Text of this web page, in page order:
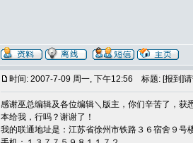
时间: 2007-7-09 周一, 下午12:56 标题: [报到]
感谢巫总编辑及各位编辑＼版主，你们辛苦了，
本给我，行吗？谢谢了！
我的联通地址是：江苏省徐州市铁路３６宿舍９